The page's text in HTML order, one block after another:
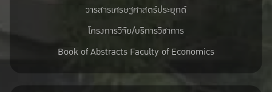
วารสารเศรษฐศาสตร์ประยุกต์
โครงการวิจัย/บริการวิชาการ
Book of Abstracts Faculty of Economics